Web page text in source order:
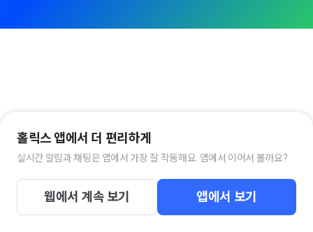
홀릭스 앱에서 더 편리하게
실시간 알림과 채팅은 앱에서 가장 잘 작동해요. 앱에서 이어서 볼까요?
웹에서 계속 보기 앱에서 보기